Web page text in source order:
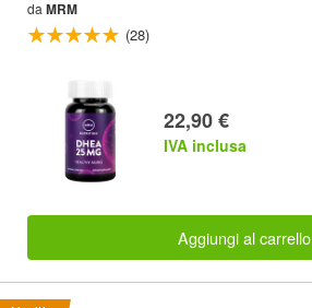
da MRM
(28)
22,90 €
IVA inclusa
Aggiungi al carrello